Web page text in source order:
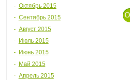
Октябрь 2015
Сентябрь 2015
Август 2015
Июль 2015
Июнь 2015
Май 2015
Апрель 2015